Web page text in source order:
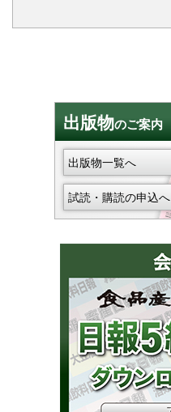
出版物のご案内
出版物一覧へ
試読・購読の申込へ